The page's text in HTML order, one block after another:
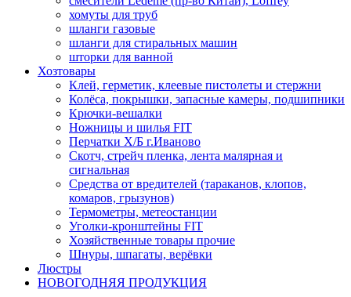
хомуты для труб
шланги газовые
шланги для стиральных машин
шторки для ванной
Хозтовары
Клей, герметик, клеевые пистолеты и стержни
Колёса, покрышки, запасные камеры, подшипники
Крючки-вешалки
Ножницы и шилья FIT
Перчатки Х/Б г.Иваново
Скотч, стрейч пленка, лента малярная и
сигнальная
Средства от вредителей (тараканов, клопов,
комаров, грызунов)
Термометры, метеостанции
Уголки-кронштейны FIT
Хозяйственные товары прочие
Шнуры, шпагаты, верёвки
Люстры
НОВОГОДНЯЯ ПРОДУКЦИЯ